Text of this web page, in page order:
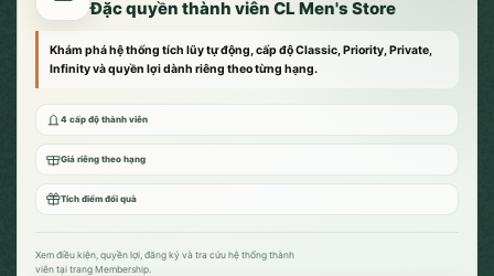
Đặc quyền thành viên CL Men's Store
Khám phá hệ thống tích lũy tự động, cấp độ Classic, Priority, Private,
Infinity và quyền lợi dành riêng theo từng hạng.
4 cấp độ thành viên
Giá riêng theo hạng
Tích điểm đổi quà
Xem điều kiện, quyền lợi, đăng ký và tra cứu hệ thống thành
viên tại trang Membership.